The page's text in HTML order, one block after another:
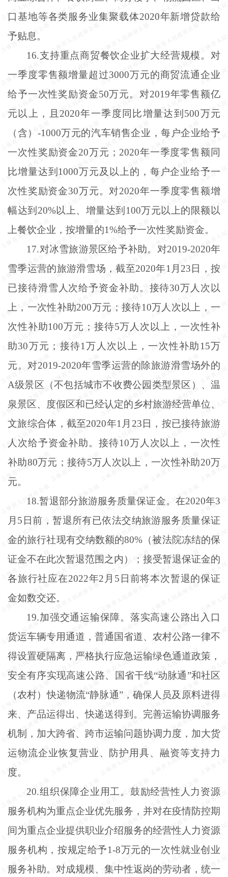
口基地等各类服务业集聚载体2020年新增贷款给
予贴息。
16.支持重点商贸餐饮企业扩大经营规模。对
一季度零售额增量超过3000万元的商贸流通企业
给予一次性奖励资金50万元。对2019年零售额亿
元以上，且2020年一季度同比增量达到500万元
（含）-1000万元的汽车销售企业，每户企业给予
一次性奖励资金20万元；2020年一季度零售额同
比增量达到1000万元及以上的，每户企业给予一
次性奖励资金30万元。对2020年一季度零售额增
幅达到20%以上、增量达到100万元以上的限额以
上餐饮企业，按增量的1%给予一次性奖励资金。
17.对冰雪旅游景区给予补助。对2019-2020年
雪季运营的旅游滑雪场，截至2020年1月23日，按
已接待滑雪人次给予资金补助。接待30万人次以
上，一次性补助200万元；接待10万人次以上，一
次性补助100万元；接待5万人次以上，一次性补
助30万元；接待1万人次以上，一次性补助15万
元。对2019-2020年雪季运营的除旅游滑雪场外的
A级景区（不包括城市不收费公园类型景区）、温
泉景区、度假区和已经认定的乡村旅游经营单位、
文旅综合体，截至2020年1月23日，按已接待旅游
人次给予资金补助。接待10万人次以上，一次性
补助80万元；接待5万人次以上，一次性补助20万
元。
18.暂退部分旅游服务质量保证金。在2020年3
月5日前，暂退所有已依法交纳旅游服务质量保证
金的旅行社现有交纳数额的80%（被法院冻结的保
证金不在此次暂退范围之内）；接受暂退保证金的
各旅行社应在2022年2月5日前将本次暂退的保证
金如数交还。
19.加强交通运输保障。落实高速公路出入口
货运车辆专用通道，普通国省道、农村公路一律不
得设置硬隔离，严格执行应急运输绿色通道政策，
安全有序实现高速公路、国省干线“动脉通”和社区
（农村）快递物流“静脉通”，确保人员及原料进得
来、产品运得出、快递送得到。完善运输协调服务
机制，加大跨省、跨市运输问题协调力度，加大货
运物流企业恢复营业、防护用具、融资等支持力
度。
20.组织保障企业用工。鼓励经营性人力资源
服务机构为重点企业优先服务，并对在疫情防控期
间为重点企业提供职业介绍服务的经营性人力资源
服务机构，按规定给予1-8万元的一次性就业创业
服务补助。对成规模、集中性返岗的劳动者，统一